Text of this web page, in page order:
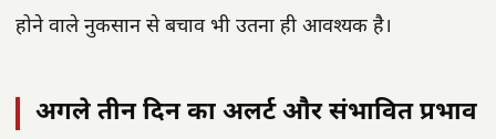
होने वाले नुकसान से बचाव भी उतना ही आवश्यक है।
अगले तीन दिन का अलर्ट और संभावित प्रभाव